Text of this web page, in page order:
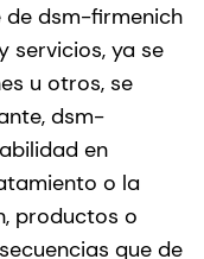
dsm-firmenich
servicios, ya se
u otros, se
dsm-
en
o la
productos o
que de